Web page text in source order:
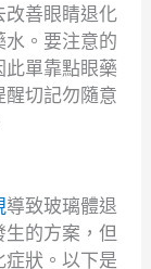
改善眼睛退化
。要注意的
單靠點眼藥
切記勿隨意
導致玻璃體退
的方案，但
狀。以下是